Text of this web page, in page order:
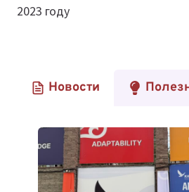
2023 году
Новости